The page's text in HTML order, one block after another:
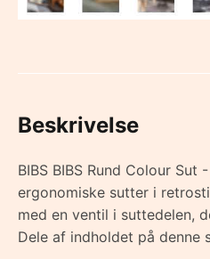
Beskrivelse
BIBS BIBS Rund Colour
ergonomiske sutter i
med en ventil i suttedelen,
Dele af indholdet på